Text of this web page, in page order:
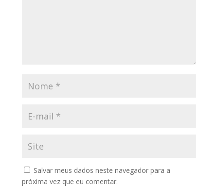
Salvar meus dados neste navegador para a
próxima vez que eu comentar.